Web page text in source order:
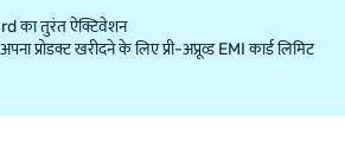
का तुरंत ऐक्टिवेशन
प्रोडक्ट खरीदने के लिए प्री-अप्रूव्ड EMI कार्ड लिमिट